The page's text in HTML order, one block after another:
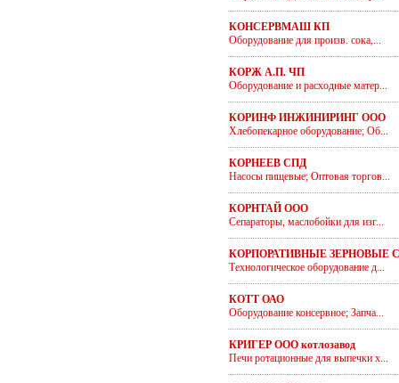
КОНСЕРВМАШ КП
Оборудование для произв. сока,...
КОРЖ А.П. ЧП
Оборудование и расходные матер...
КОРИНФ ИНЖИНИРИНГ ООО
Хлебопекарное оборудование; Об...
КОРНЕЕВ СПД
Насосы пищевые; Оптовая торгов...
КОРНТАЙ ООО
Сепараторы, маслобойки для изг...
КОРПОРАТИВНЫЕ ЗЕРНОВЫЕ
Технологическое оборудование д...
КОТТ ОАО
Оборудование консервное; Запча...
КРИГЕР ООО котлозавод
Печи ротационные для выпечки х...